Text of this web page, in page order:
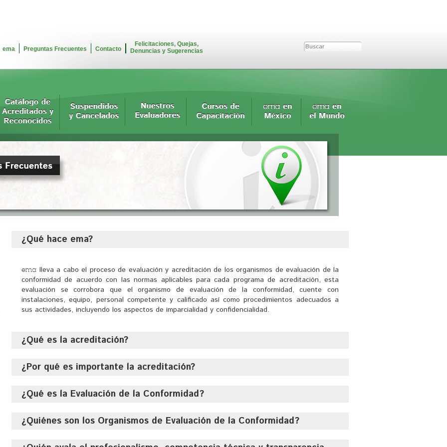
ema Preguntas Frecuentes Contacto
Felicitaciones, Quejas,
Denuncias y Sugerencias
¿Qué hace ema?
ema lleva a cabo el proceso de evaluación y acreditación de los organismos de evaluación de la
conformidad de acuerdo con las normas aplicables para cada programa de acreditación, esta
evaluación se corrobora que el organismo de evaluación de la conformidad, cuente con
instalaciones, equipo, personal competente y calificado así como procedimientos adecuados a
sus actividades, incluyendo los aspectos de imparcialidad y confidencialidad.
¿Qué es la acreditación?
Es el acto por el cual una entidad reconoce: competencia técnica y confiabilidad de los
¿Por qué es importante la acreditación?
La acreditación le brinda mayor confianza y seguridad sobre los productos, procesos y servicios
y con una base para exigir sobre la calidad y salvaguardar su salud y seguridad.
¿Qué es la Evaluación de la Conformidad?
Es la determinación del grado de cumplimiento con las Normas Oficiales Mexicanas y/o normas
procedimientos de muestreo, prueba calibración, certificación, inspección, validación/verificación.
¿Quiénes son los Organismos de Evaluación de la Conformidad?
Y Felicitaciones